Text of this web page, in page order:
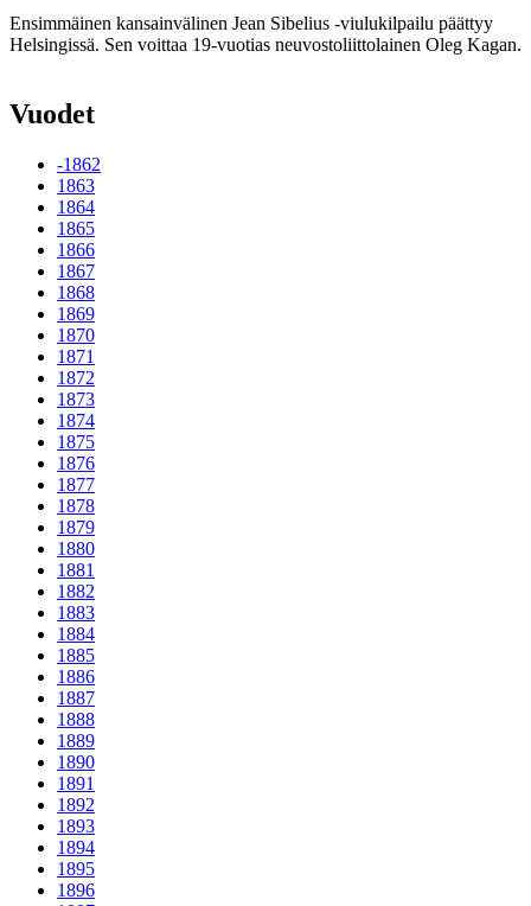
Ensimmäinen kansainvälinen Jean Sibelius -viulukilpailu päättyy
Helsingissä. Sen voittaa 19-vuotias neuvostoliittolainen Oleg Kagan.
Vuodet
-1862
1863
1864
1865
1866
1867
1868
1869
1870
1871
1872
1873
1874
1875
1876
1877
1878
1879
1880
1881
1882
1883
1884
1885
1886
1887
1888
1889
1890
1891
1892
1893
1894
1895
1896